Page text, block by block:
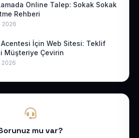
Online Talep: Sokak Sokak
Rehberi
2026
İçin Web Sitesi: Teklif
Müşteriye Çevirin
2026
mu var?